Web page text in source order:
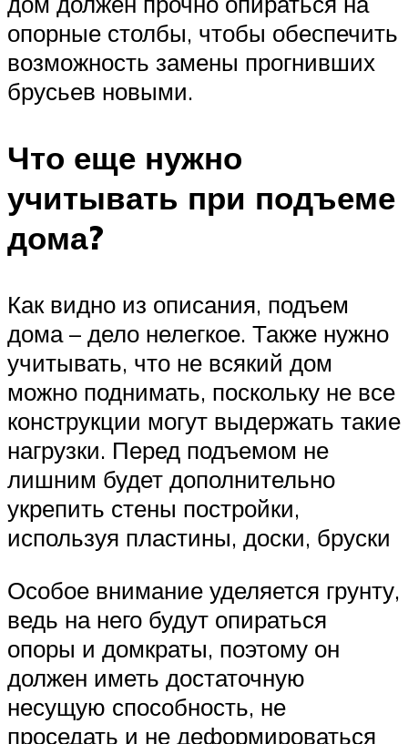
опорные столбы, чтобы обеспечить
возможность замены прогнивших
брусьев новыми.
Что еще нужно
учитывать при подъеме
дома?
Как видно из описания, подъем
дома – дело нелегкое. Также нужно
учитывать, что не всякий дом
можно поднимать, поскольку не все
конструкции могут выдержать такие
нагрузки. Перед подъемом не
лишним будет дополнительно
укрепить стены постройки,
используя пластины, доски, бруски
Особое внимание уделяется грунту,
ведь на него будут опираться
опоры и домкраты, поэтому он
должен иметь достаточную
несущую способность, не
проседать и не деформироваться